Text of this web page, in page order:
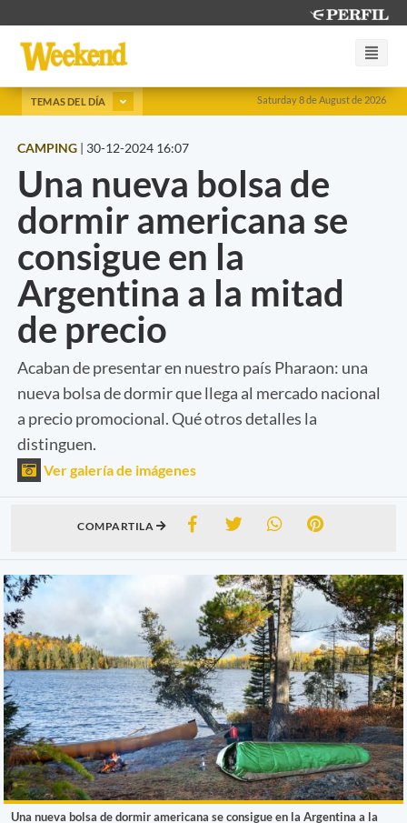
Saturday 8 de August de 2026
TEMAS DEL DÍA
CAMPING | 30-12-2024 16:07
Una nueva bolsa de
dormir americana se
consigue en la
Argentina a la mitad
de precio
Acaban de presentar en nuestro país Pharaon: una
nueva bolsa de dormir que llega al mercado nacional
a precio promocional. Qué otros detalles la
distinguen.
Ver galería de imágenes
COMPARTILA
Una nueva bolsa de dormir americana se consigue en la Argentina a la